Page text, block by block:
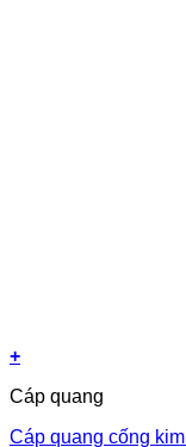
+
Cáp quang
Cáp quang cống